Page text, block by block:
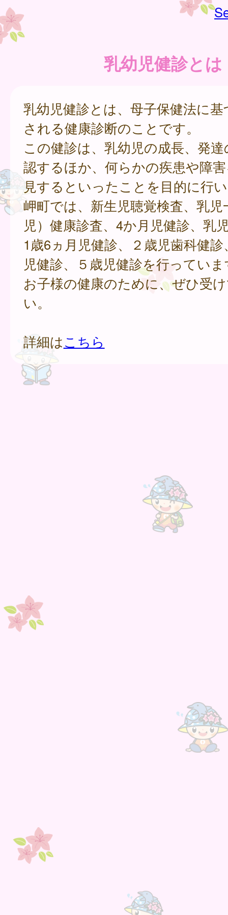
乳幼児健診とは
乳幼児健診とは、母子保健法に
される健康診断のことです。
この健診は、乳幼児の成長、発
認するほか、何らかの疾患や障
見するといったことを目的に行
岬町では、新生児聴覚検査、乳児
児）健康診査、4か月児健診、乳
1歳6ヵ月児健診、２歳児歯科健
児健診、５歳児健診を行ってい
お子様の健康のために、ぜひ受
い。
詳細はこちら